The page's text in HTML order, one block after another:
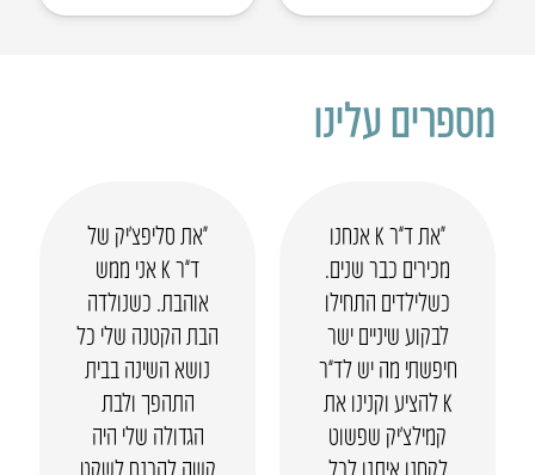
מספרים עלינו
“את ד”ר K אנחנו
מכירים כבר שנים.
כשלילדים התחילו
לבקוע שיניים ישר
חיפשתי מה יש לד”ר
K להציע וקנינו את
קמילצ’יק שפשוט
לקחנו איתנו לכל
“את סליפצ’יק של
ד”ר K אני ממש
אוהבת. כשנולדה
הבת הקטנה שלי כל
נושא השינה בבית
התהפך ולבת
הגדולה שלי היה
קשה להכנס לשקט